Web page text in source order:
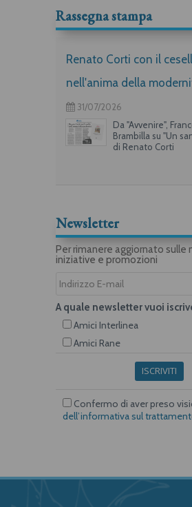
Rassegna stampa
Renato Corti con il
nell'anima della
31/07/2026
Da "Avvenire",
Brambilla su "Un
di Renato Corti
Newsletter
Per rimanere aggiornato sulle
iniziative e promozioni
A quale newsletter vuoi
Amici Interlinea
Amici Rane
ISCRIVITI
Confermo di aver preso
dell’informativa sul